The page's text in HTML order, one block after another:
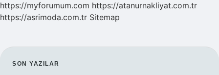
https://myforumum.com https://atanurnakliyat.com.tr
https://asrimoda.com.tr Sitemap
SIDEBAR
SON YAZILAR